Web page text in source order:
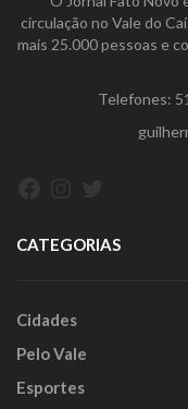
circulação no Vale do
mais 25.000 pessoas e
Telefones:
CATEGORIAS
Cidades
Pelo Vale
Esportes